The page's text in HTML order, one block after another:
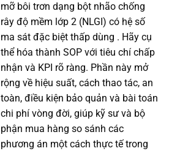
mỡ bôi trơn dạng bột nhão chống
rây độ mềm lớp 2 (NLGI) có hệ số
ma sát đặc biệt thấp dùng . Hãy cụ
thể hóa thành SOP với tiêu chí chấp
nhận và KPI rõ ràng. Phần này mở
rộng về hiệu suất, cách thao tác, an
toàn, điều kiện bảo quản và bài toán
chi phí vòng đời, giúp kỹ sư và bộ
phận mua hàng so sánh các
phương án một cách thực tế trong